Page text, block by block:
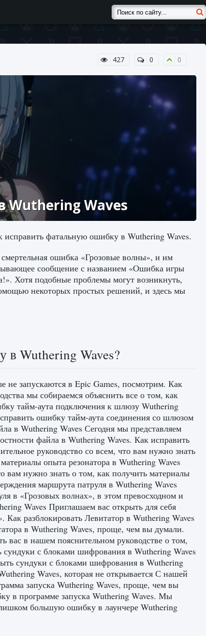
427 0 0
Wuthering Waves
исправить фатальную ошибку в Wuthering Waves.
ошибка «Грозовые волны», и им
сообщение с названием «Ошибка игры
Хотя подобные проблемы могут возникнуть,
некоторых простых решений, и здесь мы
в Wuthering Waves?
не запускаются в Epic Games, посмотрим. Как
мы собираемся объяснить все о том, как
тайм-аута подключения к шлюзу Wuthering
ошибку тайм-аута соединения со шлюзом
в Wuthering Waves Сегодня мы представляем
файла в Wuthering Waves. Как исправить
руководство со всем, что вам нужно знать
опыта резонатора в Wuthering Waves
вам нужно знать о том, как получить материалы
маршрута патруля в Wuthering Waves
в «Грозовых волнах», в этом превосходном и
Waves Приглашаем вас открыть для себя
разблокировать Левитатор в Wuthering Waves
в Wuthering Waves, проще, чем вы думали.
вас в нашем пояснительном руководстве о том,
сундуки с блоками шифрования в Wuthering Waves
сундуки с блоками шифрования в Wuthering
Waves, которая не открывается С нашей
запуска Wuthering Waves, проще, чем вы
в программе запуска Wuthering Waves. Мы
большую ошибку в лаунчере Wuthering